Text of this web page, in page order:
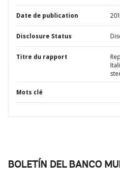
Date de publication
Disclosure Status
Titre du rapport
Mots clé
BOLETÍN DEL BANCO